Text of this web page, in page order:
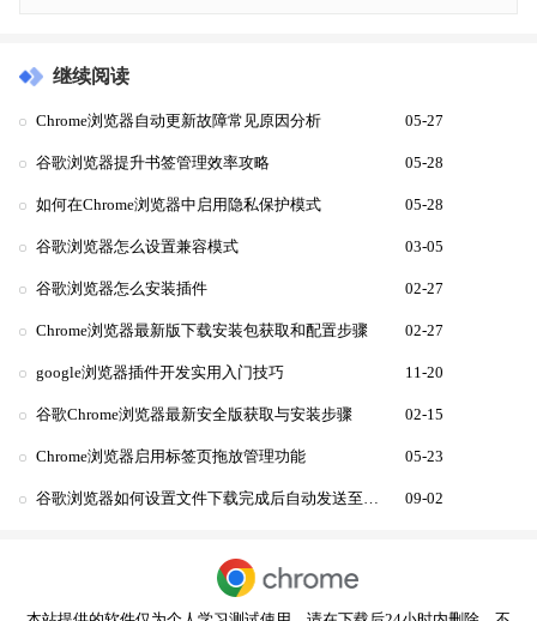
继续阅读
Chrome浏览器自动更新故障常见原因分析 05-27
谷歌浏览器提升书签管理效率攻略 05-28
如何在Chrome浏览器中启用隐私保护模式 05-28
谷歌浏览器怎么设置兼容模式 03-05
谷歌浏览器怎么安装插件 02-27
Chrome浏览器最新版下载安装包获取和配置步骤 02-27
google浏览器插件开发实用入门技巧 11-20
谷歌Chrome浏览器最新安全版获取与安装步骤 02-15
Chrome浏览器启用标签页拖放管理功能 05-23
谷歌浏览器如何设置文件下载完成后自动发送至邮箱 09-02